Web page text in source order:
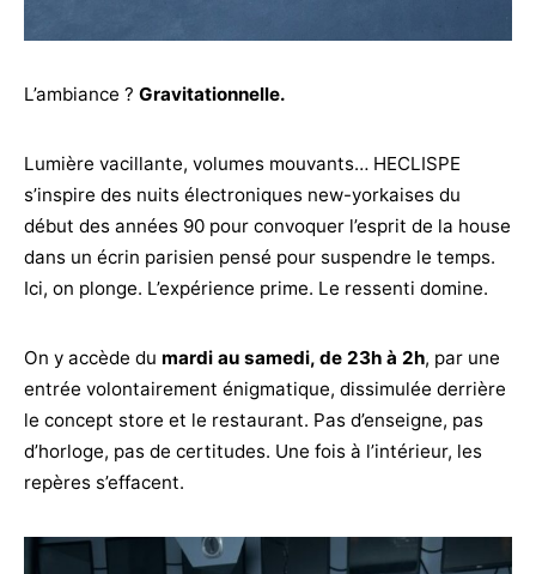
L’ambiance ? Gravitationnelle.
Lumière vacillante, volumes mouvants… HECLISPE
s’inspire des nuits électroniques new-yorkaises du
début des années 90 pour convoquer l’esprit de la house
dans un écrin parisien pensé pour suspendre le temps.
Ici, on plonge. L’expérience prime. Le ressenti domine.
On y accède du mardi au samedi, de 23h à 2h, par une
entrée volontairement énigmatique, dissimulée derrière
le concept store et le restaurant. Pas d’enseigne, pas
d’horloge, pas de certitudes. Une fois à l’intérieur, les
repères s’effacent.